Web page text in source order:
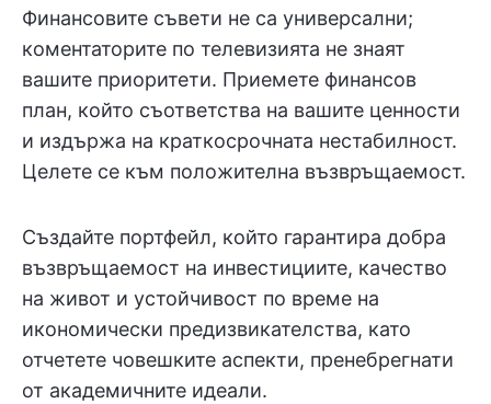
Финансовите съвети не са универсални;
коментаторите по телевизията не знаят
вашите приоритети. Приемете финансов
план, който съответства на вашите ценности
и издържа на краткосрочната нестабилност.
Целете се към положителна възвръщаемост.
Създайте портфейл, който гарантира добра
възвръщаемост на инвестициите, качество
на живот и устойчивост по време на
икономически предизвикателства, като
отчетете човешките аспекти, пренебрегнати
от академичните идеали.